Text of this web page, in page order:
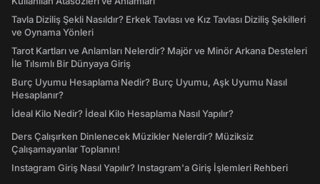
Tavla Diziliş Şekli Nasıldır? Erkek Tavlası ve Kız Tavlası Diziliş Şekilleri
ve Oynama Yönleri
Tarot Kartları ve Anlamları Nelerdir? Majör ve Minör Arkana Desteleri
İle Tılsımlı Bir Dünyaya Giriş
Burç Uyumu Hesaplama Nedir? Burç Uyumu, Aşk Uyumu Nasıl
Hesaplanır?
İdeal Kilo Nedir? İdeal Kilo Hesaplama Nasıl Yapılır?
Ders Çalışırken Dinlenecek Müzikler Nelerdir? Müziksiz
Çalışamayanlar Toplanın!
Instagram Giriş Nasıl Yapılır? Instagram'a Giriş İşlemleri Rehberi